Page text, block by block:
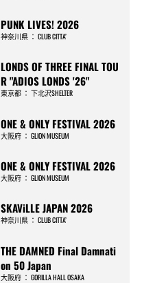
PUNK LIVES! 2026
神奈川県 ：CLUB CITTA’
LONDS OF THREE FINAL TOU
R "ADIOS LONDS '26"
東京都 ：下北沢SHELTER
ONE & ONLY FESTIVAL 2026
大阪府 ：GLION MUSEUM
ONE & ONLY FESTIVAL 2026
大阪府 ：GLION MUSEUM
SKAViLLE JAPAN 2026
神奈川県 ：CLUB CITTA’
THE DAMNED Final Damnati
on 50 Japan
大阪府 ：GORILLA HALL OSAKA